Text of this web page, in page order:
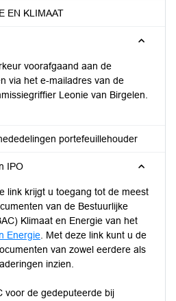
EN KLIMAAT
voorafgaand aan de
via het e-mailadres van de
Leonie van Birgelen.
portefeuillehouder
IPO
link krijgt u toegang tot de meest
van de Bestuurlijke
Klimaat en Energie van het
Energie . Met deze link kunt u de
van zowel eerdere als
inzien.
voor de gedeputeerde bij